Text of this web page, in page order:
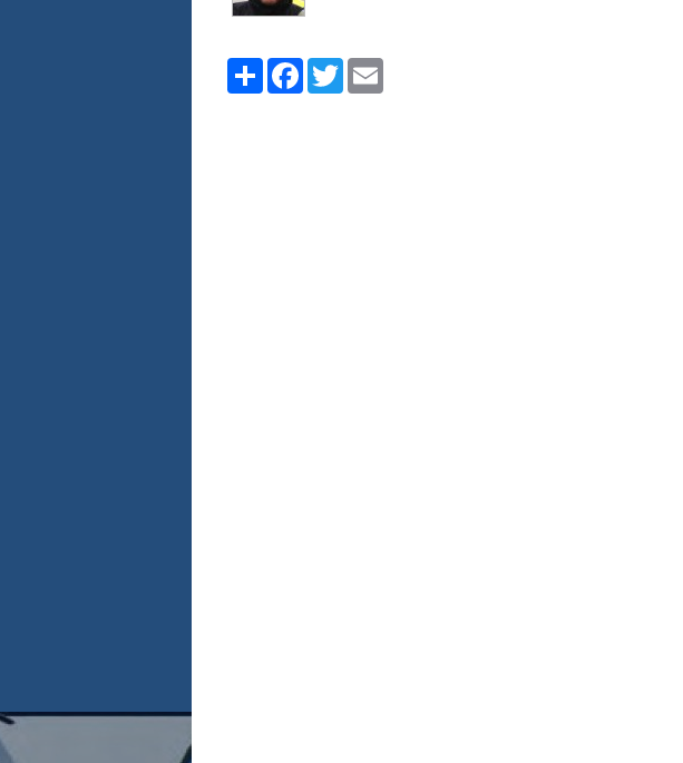
Share FacebookTwitter